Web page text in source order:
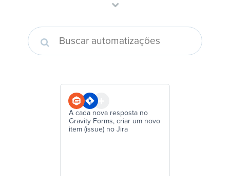
A cada nova resposta no
Gravity Forms, criar um novo
item (issue) no Jira